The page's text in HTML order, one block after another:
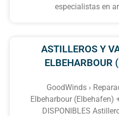
especialistas en
ASTILLEROS Y
ELBEHARBOUR
GoodWinds ›
Elbeharbour (Elbehafen)
DISPONIBLES